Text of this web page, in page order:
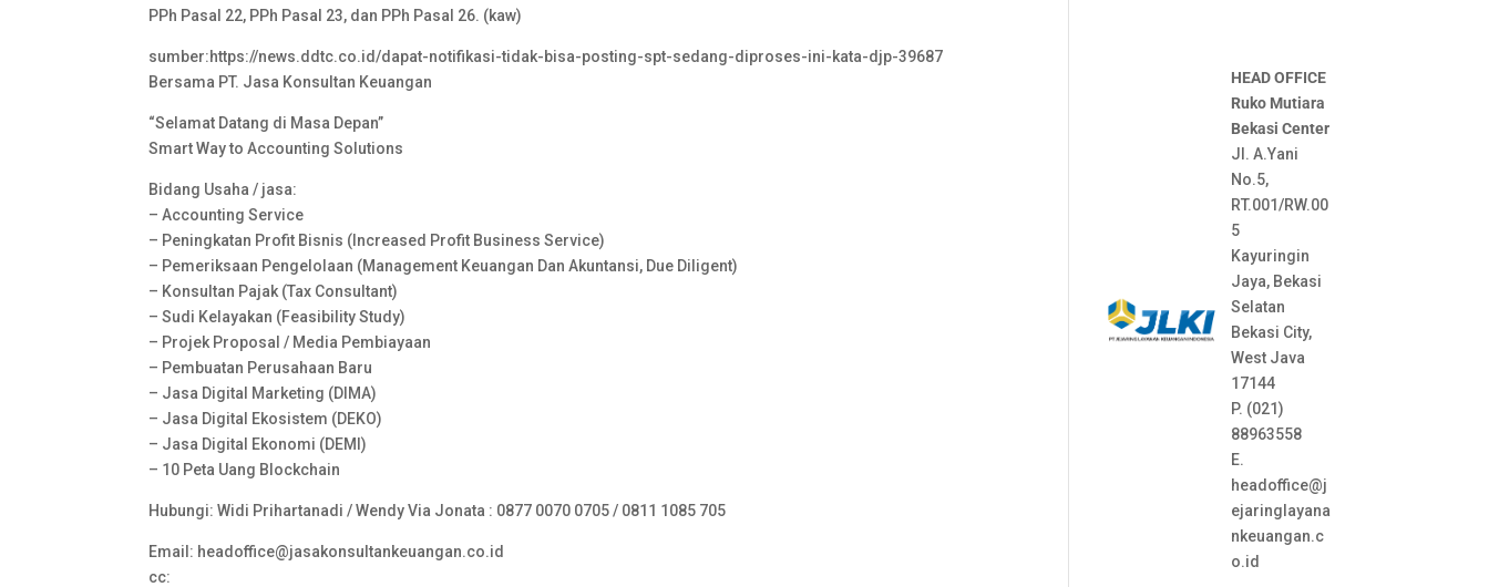
PPh Pasal 22, PPh Pasal 23, dan PPh Pasal 26. (kaw)
sumber:https://news.ddtc.co.id/dapat-notifikasi-tidak-bisa-posting-spt-sedang-diproses-ini-kata-djp-39687
Bersama PT. Jasa Konsultan Keuangan
“Selamat Datang di Masa Depan”
Smart Way to Accounting Solutions
Bidang Usaha / jasa:
– Accounting Service
– Peningkatan Profit Bisnis (Increased Profit Business Service)
– Pemeriksaan Pengelolaan (Management Keuangan Dan Akuntansi, Due Diligent)
– Konsultan Pajak (Tax Consultant)
– Sudi Kelayakan (Feasibility Study)
– Projek Proposal / Media Pembiayaan
– Pembuatan Perusahaan Baru
– Jasa Digital Marketing (DIMA)
– Jasa Digital Ekosistem (DEKO)
– Jasa Digital Ekonomi (DEMI)
– 10 Peta Uang Blockchain
Hubungi: Widi Prihartanadi / Wendy Via Jonata : 0877 0070 0705 / 0811 1085 705
Email: headoffice@jasakonsultankeuangan.co.id
cc:
HEAD OFFICE
Ruko Mutiara
Bekasi Center
Jl. A.Yani
No.5,
RT.001/RW.00
5
Kayuringin
Jaya, Bekasi
Selatan
Bekasi City,
West Java
17144
P. (021)
88963558
E.
headoffice@j
ejaringlayana
nkeuangan.c
o.id